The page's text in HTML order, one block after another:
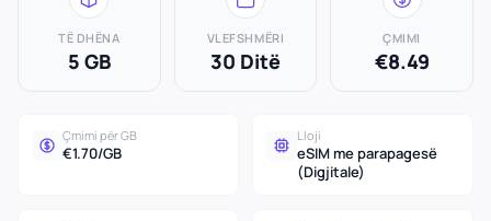
TË DHËNA
5 GB
VLEFSHMËRI
30 Ditë
ÇMIMI
€8.49
Çmimi për GB
€1.70/GB
Lloji
eSIM me parapagesë
(Digjitale)